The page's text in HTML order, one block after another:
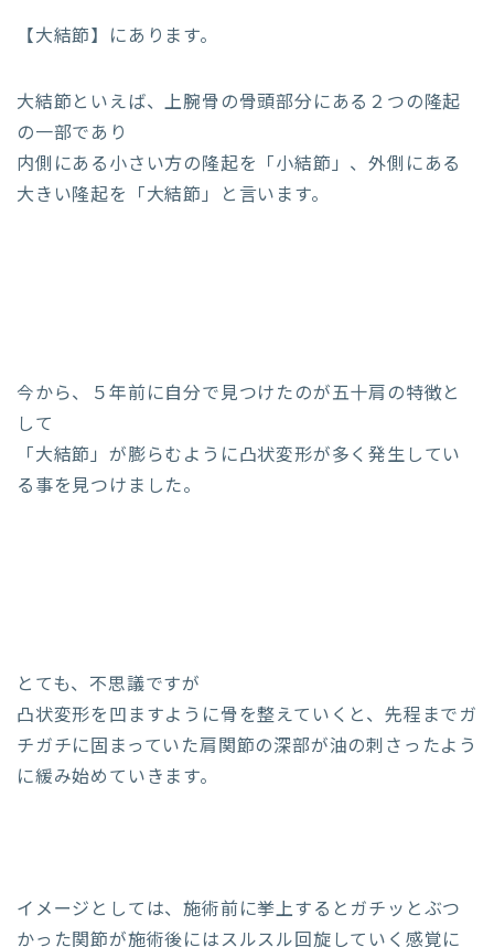
【大結節】にあります。
大結節といえば、上腕骨の骨頭部分にある２つの隆起
の一部であり
内側にある小さい方の隆起を「小結節」、外側にある
大きい隆起を「大結節」と言います。
今から、５年前に自分で見つけたのが五十肩の特徴と
して
「大結節」が膨らむように凸状変形が多く発生してい
る事を見つけました。
とても、不思議ですが
凸状変形を凹ますように骨を整えていくと、先程までガ
チガチに固まっていた肩関節の深部が油の刺さったよう
に緩み始めていきます。
イメージとしては、施術前に挙上するとガチッとぶつ
かった関節が施術後にはスルスル回旋していく感覚に